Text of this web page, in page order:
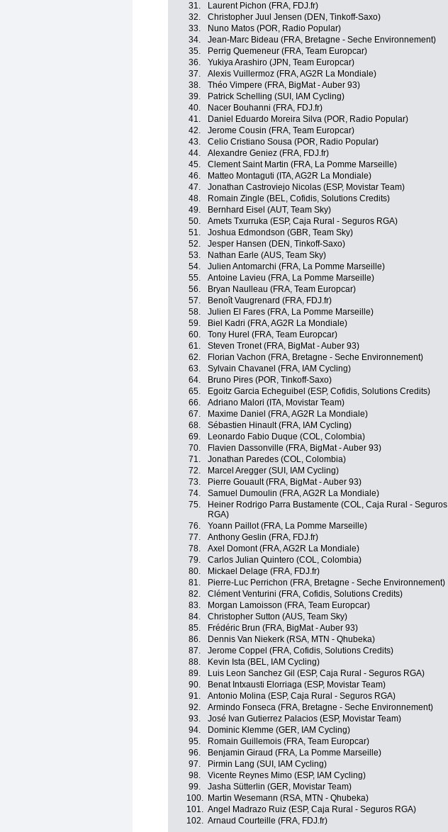
31.
Laurent Pichon (FRA, FDJ.fr)
32.
Christopher Juul Jensen (DEN, Tinkoff-Saxo)
33.
Nuno Matos (POR, Radio Popular)
34.
Jean-Marc Bideau (FRA, Bretagne - Seche Environnement)
35.
Perrig Quemeneur (FRA, Team Europcar)
36.
Yukiya Arashiro (JPN, Team Europcar)
37.
Alexis Vuillermoz (FRA, AG2R La Mondiale)
38.
Théo Vimpere (FRA, BigMat - Auber 93)
39.
Patrick Schelling (SUI, IAM Cycling)
40.
Nacer Bouhanni (FRA, FDJ.fr)
41.
Daniel Eduardo Moreira Silva (POR, Radio Popular)
42.
Jerome Cousin (FRA, Team Europcar)
43.
Celio Cristiano Sousa (POR, Radio Popular)
44.
Alexandre Geniez (FRA, FDJ.fr)
45.
Clement Saint Martin (FRA, La Pomme Marseille)
46.
Matteo Montaguti (ITA, AG2R La Mondiale)
47.
Jonathan Castroviejo Nicolas (ESP, Movistar Team)
48.
Romain Zingle (BEL, Cofidis, Solutions Credits)
49.
Bernhard Eisel (AUT, Team Sky)
50.
Amets Txurruka (ESP, Caja Rural - Seguros RGA)
51.
Joshua Edmondson (GBR, Team Sky)
52.
Jesper Hansen (DEN, Tinkoff-Saxo)
53.
Nathan Earle (AUS, Team Sky)
54.
Julien Antomarchi (FRA, La Pomme Marseille)
55.
Antoine Lavieu (FRA, La Pomme Marseille)
56.
Bryan Naulleau (FRA, Team Europcar)
57.
Benoît Vaugrenard (FRA, FDJ.fr)
58.
Julien El Fares (FRA, La Pomme Marseille)
59.
Biel Kadri (FRA, AG2R La Mondiale)
60.
Tony Hurel (FRA, Team Europcar)
61.
Steven Tronet (FRA, BigMat - Auber 93)
62.
Florian Vachon (FRA, Bretagne - Seche Environnement)
63.
Sylvain Chavanel (FRA, IAM Cycling)
64.
Bruno Pires (POR, Tinkoff-Saxo)
65.
Egoitz Garcia Echeguibel (ESP, Cofidis, Solutions Credits)
66.
Adriano Malori (ITA, Movistar Team)
67.
Maxime Daniel (FRA, AG2R La Mondiale)
68.
Sébastien Hinault (FRA, IAM Cycling)
69.
Leonardo Fabio Duque (COL, Colombia)
70.
Flavien Dassonville (FRA, BigMat - Auber 93)
71.
Jonathan Paredes (COL, Colombia)
72.
Marcel Aregger (SUI, IAM Cycling)
73.
Pierre Gouault (FRA, BigMat - Auber 93)
74.
Samuel Dumoulin (FRA, AG2R La Mondiale)
75.
Heiner Rodrigo Parra Bustamente (COL, Caja Rural - Seguros
RGA)
76. Yoann Paillot (FRA, La Pomme Marseille)
77.
Anthony Geslin (FRA, FDJ.fr)
78.
Axel Domont (FRA, AG2R La Mondiale)
79.
Carlos Julian Quintero (COL, Colombia)
80.
Mickael Delage (FRA, FDJ.fr)
81.
Pierre-Luc Perrichon (FRA, Bretagne - Seche Environnement)
82.
Clément Venturini (FRA, Cofidis, Solutions Credits)
83.
Morgan Lamoisson (FRA, Team Europcar)
84.
Christopher Sutton (AUS, Team Sky)
85.
Frédéric Brun (FRA, BigMat - Auber 93)
86.
Dennis Van Niekerk (RSA, MTN - Qhubeka)
87.
Jerome Coppel (FRA, Cofidis, Solutions Credits)
88.
Kevin Ista (BEL, IAM Cycling)
89.
Luis Leon Sanchez Gil (ESP, Caja Rural - Seguros RGA)
90.
Benat Intxausti Elorriaga (ESP, Movistar Team)
91.
Antonio Molina (ESP, Caja Rural - Seguros RGA)
92.
Armindo Fonseca (FRA, Bretagne - Seche Environnement)
93.
José Ivan Gutierrez Palacios (ESP, Movistar Team)
94.
Dominic Klemme (GER, IAM Cycling)
95.
Romain Guillemois (FRA, Team Europcar)
96.
Benjamin Giraud (FRA, La Pomme Marseille)
97.
Pirmin Lang (SUI, IAM Cycling)
98.
Vicente Reynes Mimo (ESP, IAM Cycling)
99.
Jasha Sütterlin (GER, Movistar Team)
100.
Martin Wesemann (RSA, MTN - Qhubeka)
101. Angel Madrazo Ruiz (ESP, Caja Rural - Seguros RGA)
102. Arnaud Courteille (FRA, FDJ.fr)